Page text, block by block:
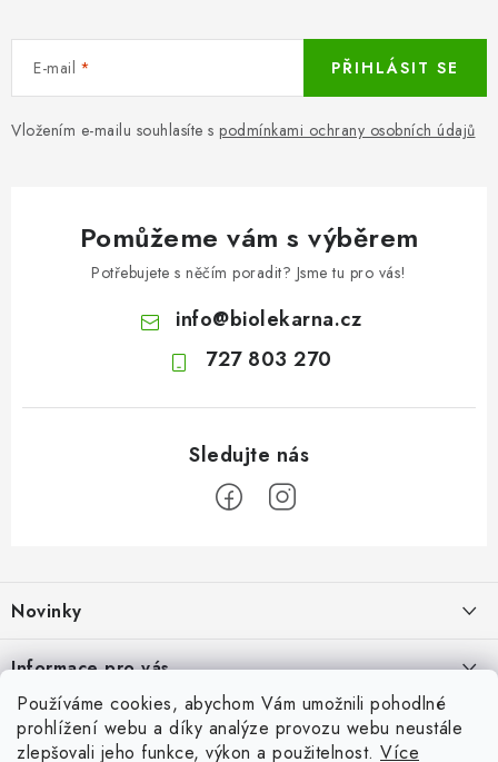
Používáme cookies, abychom Vám umožnili pohodlné
prohlížení webu a díky analýze provozu webu neustále
zlepšovali jeho funkce, výkon a použitelnost. Více
E-mail
Vložením e-mailu souhlasíte s podmínkami ochrany osobních údajů
PŘIHLÁSIT SE
Pomůžeme vám s výběrem
Potřebujete s něčím poradit? Jsme tu pro vás!
info@biolekarna.cz
727 803 270
p
a
t
Novinky
Olivový olej při zácpě: co ukazují klinické studie?
Jak na klidné trávení na cestách
4.8.2026
Informace pro vás
Odborný garant MUDr. Monika Klaudysová
Jak nakupovat
Přijímáme online platby